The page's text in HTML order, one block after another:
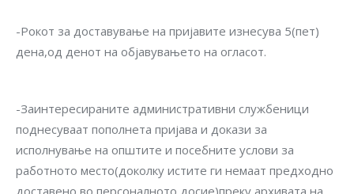
-Рокот за доставување на пријавите изнесува 5(пет)
дена,од денот на објавувањето на огласот.
-Заинтересираните административни службеници
поднесуваат пополнета пријава и докази за
исполнување на општите и посебните услови за
работното место(доколку истите ги немаат предходно